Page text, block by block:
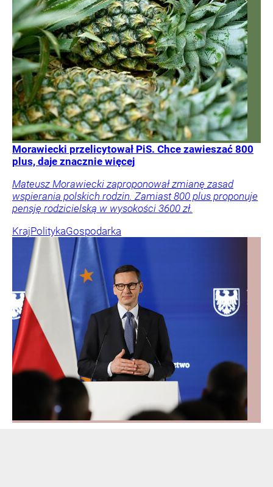
Morawiecki przelicytował PiS. Chce zawieszać 800
plus, daje znacznie więcej
Mateusz Morawiecki zaproponował zmianę zasad
wspierania polskich rodzin. Zamiast 800 plus proponuje
pensję rodzicielską w wysokości 3600 zł.
KrajPolitykaGospodarka